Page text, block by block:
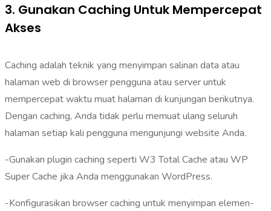
3. Gunakan Caching Untuk Mempercepat
Akses
Caching adalah teknik yang menyimpan salinan data atau
halaman web di browser pengguna atau server untuk
mempercepat waktu muat halaman di kunjungan berikutnya.
Dengan caching, Anda tidak perlu memuat ulang seluruh
halaman setiap kali pengguna mengunjungi website Anda.
-Gunakan plugin caching seperti W3 Total Cache atau WP
Super Cache jika Anda menggunakan WordPress.
-Konfigurasikan browser caching untuk menyimpan elemen-